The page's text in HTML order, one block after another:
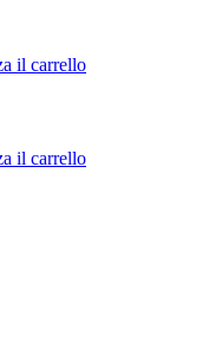
il carrello
il carrello